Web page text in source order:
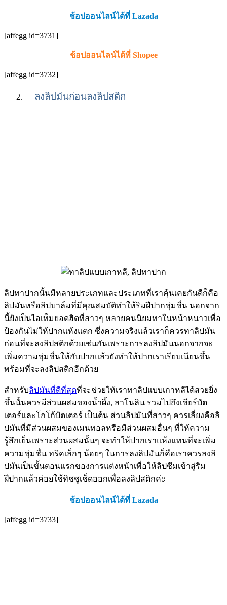
ช้อปออนไลน์ได้ที่ Lazada
[affegg id=3731]
ช้อปออนไลน์ได้ที่ Shopee
[affegg id=3732]
ลงลิปมันก่อนลงลิปสติก
ลิปทาปากนั้นมีหลายประเภทและประเภทที่เราคุ้นเคยกันดีก็คือ
ลิปมันหรือลิปบาล์มที่มีคุณสมบัติทำให้ริมฝีปากชุ่มชื่น นอกจาก
นี้ยังเป็นไอเท็มยอดฮิตที่สาวๆ หลายคนนิยมทาในหน้าหนาวเพื่อ
ป้องกันไม่ให้ปากแห้งแตก ซึ่งความจริงแล้วเราก็ควรทาลิปมัน
ก่อนที่จะลงลิปสติกด้วยเช่นกันเพราะการลงลิปมันนอกจากจะ
เพิ่มความชุ่มชื่นให้กับปากแล้วยังทำให้ปากเราเรียบเนียนขึ้น
พร้อมที่จะลงลิปสติกอีกด้วย
สำหรับลิปมันที่ดีที่สุดที่จะช่วยให้เราทาลิปแบบเกาหลีได้สวยยิ่ง
ขึ้นนั้นควรมีส่วนผสมของน้ำผึ้ง, ลาโนลิน รวมไปถึงเชียร์บัต
เตอร์และโกโก้บัตเตอร์ เป็นต้น ส่วนลิปมันที่สาวๆ ควรเลี่ยงคือลิ
ปมันที่มีส่วนผสมของเมนทอลหรือมีส่วนผสมอื่นๆ ที่ให้ความ
รู้สึกเย็นเพราะส่วนผสมนั้นๆ จะทำให้ปากเราแห้งแทนที่จะเพิ่ม
ความชุ่มชื่น ทริคเล็กๆ น้อยๆ ในการลงลิปมันก็คือเราควรลงลิ
ปมันเป็นขั้นตอนแรกของการแต่งหน้าเพื่อให้ลิปซึมเข้าสู่ริม
ฝีปากแล้วค่อยใช้ทิชชูเช็ดออกเพื่อลงลิปสติกค่ะ
ช้อปออนไลน์ได้ที่ Lazada
[affegg id=3733]